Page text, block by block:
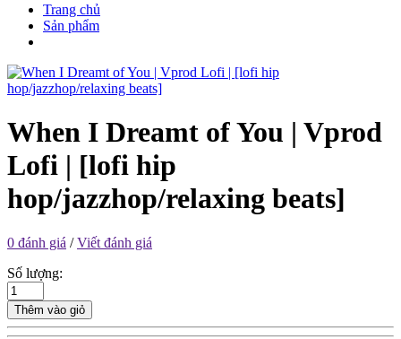
Trang chủ
Sản phẩm
When I Dreamt of You | Vprod
Lofi | [lofi hip
hop/jazzhop/relaxing beats]
0 đánh giá /Viết đánh giá
Số lượng:
Thêm vào giỏ